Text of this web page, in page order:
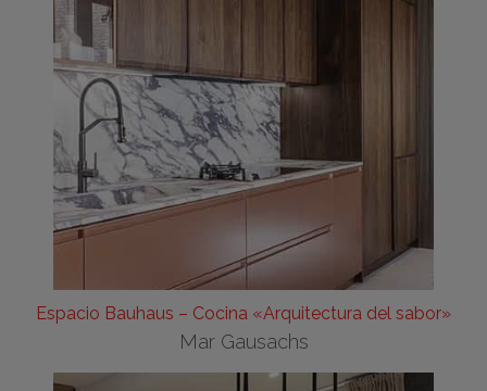
Espacio Bauhaus – Cocina «Arquitectura del sabor»
Mar Gausachs